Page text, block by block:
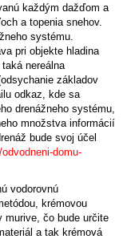
každým dažďom a
a topenia snehov.
systému.
pri objekte hladina
nereálna
základov
odkaz, kde sa
drenážneho systému,
množstva informácií
bude svoj účel
domu-
vodorovnú
krémovou
murive, čo bude určite
a tak krémová